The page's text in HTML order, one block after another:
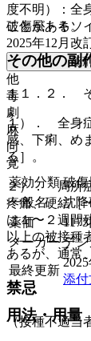
度不明）：全
ことがある。
その他の副
１１．２．
１）． 全身
感、下痢、め
る］。
２）． 局所
疼痛、硬結［
は１〜２週間
以上の被接種
あるが、通常
禁忌
（接種不適当
破傷風トキソ
2025年12月改
薬
他
毒
劇
麻
向
覚
薬効分類 破
一般名
沈
薬価
1173
メーカー デン
最終更新
添付
用法・用量